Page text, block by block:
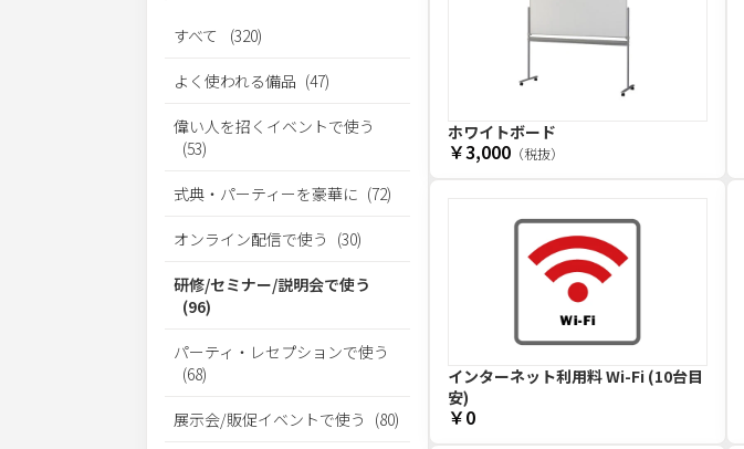
すべて (320)
よく使われる備品 (47)
偉い人を招くイベントで使う
(53)
式典・パーティーを豪華に (72)
オンライン配信で使う (30)
研修/セミナー/説明会で使う
(96)
パーティ・レセプションで使う
(68)
展示会/販促イベントで使う (80)
ホワイトボード
￥3,000 （税抜）
インターネット利用料 Wi-Fi (10台目
安)
￥0